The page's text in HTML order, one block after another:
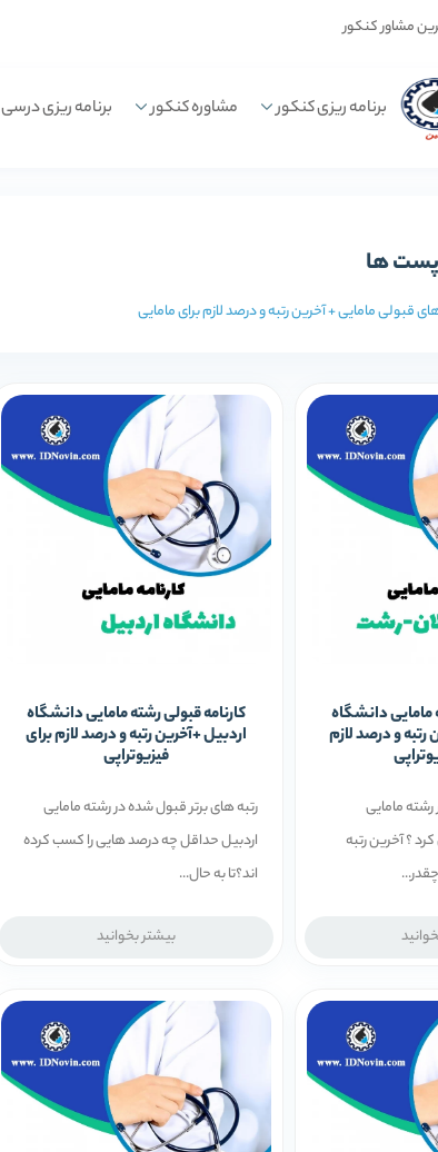
مشاور کنکور
برنامه ریزی کنکور مشاوره کنکور برنامه ریزی درسی
پست ها
قبولی مامایی + آخرین رتبه و درصد لازم برای مامایی
مامایی دانشگاه
و درصد لازم
مامایی
؟ آخرین رتبه
کارنامه قبولی رشته مامایی دانشگاه
اردبیل +آخرین رتبه و درصد لازم برای
فیزیوتراپی
رتبه های برتر قبول شده در رشته مامایی
اردبیل حداقل چه درصد هایی را کسب کرده
اند؟تا به حال...
بیشتر بخوانید